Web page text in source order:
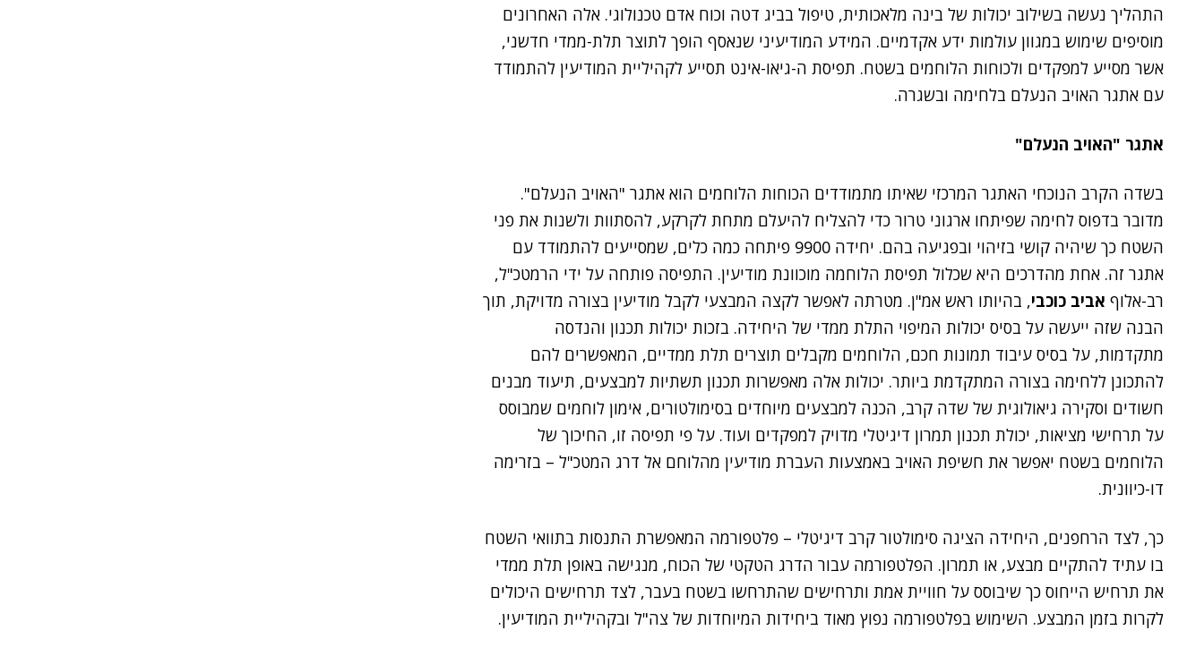
התהליך נעשה בשילוב יכולות של בינה מלאכותית, טיפול בביג דטה וכוח אדם טכנולוגי. אלה האחרונים
מוסיפים שימוש במגוון עולמות ידע אקדמיים. המידע המודיעיני שנאסף הופך לתוצר תלת-ממדי חדשני,
אשר מסייע למפקדים ולכוחות הלוחמים בשטח. תפיסת ה-גיאו-אינט תסייע לקהיליית המודיעין להתמודד
עם אתגר האויב הנעלם בלחימה ובשגרה.
אתגר "האויב הנעלם"
בשדה הקרב הנוכחי האתגר המרכזי שאיתו מתמודדים הכוחות הלוחמים הוא אתגר "האויב הנעלם".
מדובר בדפוס לחימה שפיתחו ארגוני טרור כדי להצליח להיעלם מתחת לקרקע, להסתוות ולשנות את פני
השטח כך שיהיה קושי בזיהוי ובפגיעה בהם. יחידה 9900 פיתחה כמה כלים, שמסייעים להתמודד עם
אתגר זה. אחת מהדרכים היא שכלול תפיסת הלוחמה מוכוונת מודיעין. התפיסה פותחה על ידי הרמטכ"ל,
רב-אלוף אביב כוכבי, בהיותו ראש אמ"ן. מטרתה לאפשר לקצה המבצעי לקבל מודיעין בצורה מדויקת, תוך
הבנה שזה ייעשה על בסיס יכולות המיפוי התלת ממדי של היחידה. בזכות יכולות תכנון והנדסה
מתקדמות, על בסיס עיבוד תמונות חכם, הלוחמים מקבלים תוצרים תלת ממדיים, המאפשרים להם
להתכונן ללחימה בצורה המתקדמת ביותר. יכולות אלה מאפשרות תכנון תשתיות למבצעים, תיעוד מבנים
חשודים וסקירה גיאולוגית של שדה קרב, הכנה למבצעים מיוחדים בסימולטורים, אימון לוחמים שמבוסס
על תרחישי מציאות, יכולת תכנון תמרון דיגיטלי מדויק למפקדים ועוד. על פי תפיסה זו, החיכוך של
הלוחמים בשטח יאפשר את חשיפת האויב באמצעות העברת מודיעין מהלוחם אל דרג המטכ"ל – בזרימה
דו-כיוונית.
כך, לצד הרחפנים, היחידה הציגה סימולטור קרב דיגיטלי – פלטפורמה המאפשרת התנסות בתוואי השטח
בו עתיד להתקיים מבצע, או תמרון. הפלטפורמה עבור הדרג הטקטי של הכוח, מנגישה באופן תלת ממדי
את תרחיש הייחוס כך שיבוסס על חוויית אמת ותרחישים שהתרחשו בשטח בעבר, לצד תרחישים היכולים
לקרות בזמן המבצע. השימוש בפלטפורמה נפוץ מאוד ביחידות המיוחדות של צה"ל ובקהיליית המודיעין.